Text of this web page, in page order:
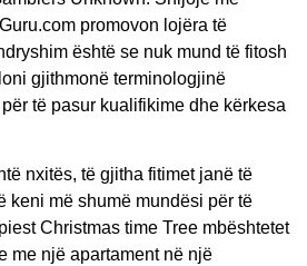
promovon lojëra të
është se nuk mund të fitosh
gjithmonë terminologjinë
të pasur kualifikime dhe kërkesa
nxitës, të gjitha fitimet janë të
keni më shumë mundësi për të
Christmas time Tree mbështetet
me një apartament në një